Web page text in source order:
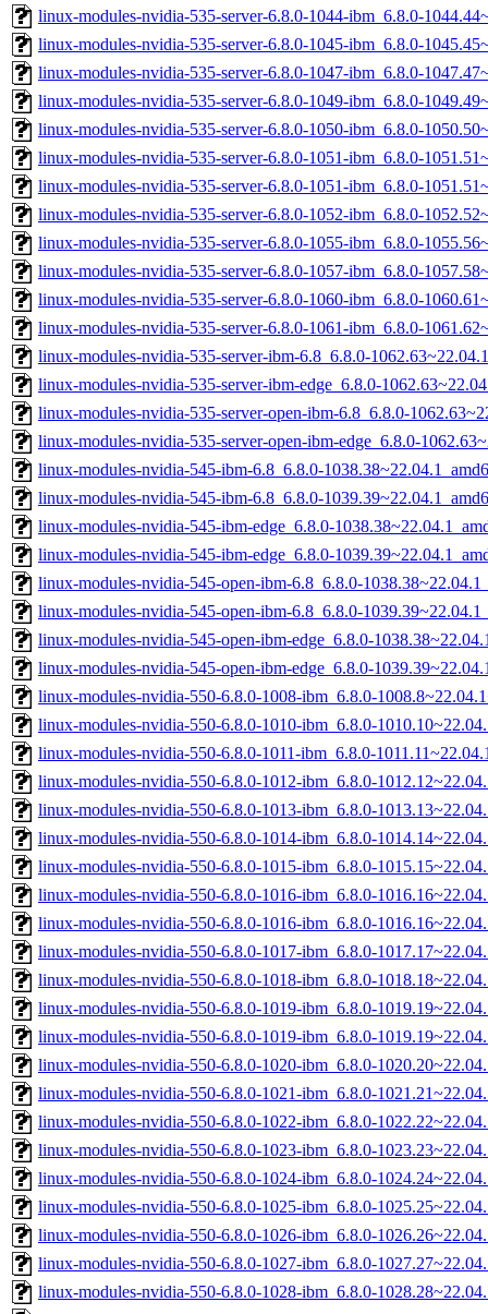
linux-modules-nvidia-535-server-6.8.0-1044-ibm_6.8.0-
linux-modules-nvidia-535-server-6.8.0-1045-ibm_6.8.0-
linux-modules-nvidia-535-server-6.8.0-1047-ibm_6.8.0-
linux-modules-nvidia-535-server-6.8.0-1049-ibm_6.8.0-
linux-modules-nvidia-535-server-6.8.0-1050-ibm_6.8.0-
linux-modules-nvidia-535-server-6.8.0-1051-ibm_6.8.0-
linux-modules-nvidia-535-server-6.8.0-1051-ibm_6.8.0-
linux-modules-nvidia-535-server-6.8.0-1052-ibm_6.8.0-
linux-modules-nvidia-535-server-6.8.0-1055-ibm_6.8.0-
linux-modules-nvidia-535-server-6.8.0-1057-ibm_6.8.0-
linux-modules-nvidia-535-server-6.8.0-1060-ibm_6.8.0-
linux-modules-nvidia-535-server-6.8.0-1061-ibm_6.8.0-
linux-modules-nvidia-535-server-ibm-6.8_6.8.0-
linux-modules-nvidia-535-server-ibm-edge_6.8.0-
linux-modules-nvidia-535-server-open-ibm-6.8_6.8.0-
linux-modules-nvidia-535-server-open-ibm-edge_6.8.0-
linux-modules-nvidia-545-ibm-6.8_6.8.0-
linux-modules-nvidia-545-ibm-6.8_6.8.0-
linux-modules-nvidia-545-ibm-edge_6.8.0-
linux-modules-nvidia-545-ibm-edge_6.8.0-
linux-modules-nvidia-545-open-ibm-6.8_6.8.0-
linux-modules-nvidia-545-open-ibm-6.8_6.8.0-
linux-modules-nvidia-545-open-ibm-edge_6.8.0-
linux-modules-nvidia-545-open-ibm-edge_6.8.0-
linux-modules-nvidia-550-6.8.0-1008-ibm_6.8.0-
linux-modules-nvidia-550-6.8.0-1010-ibm_6.8.0-
linux-modules-nvidia-550-6.8.0-1011-ibm_6.8.0-
linux-modules-nvidia-550-6.8.0-1012-ibm_6.8.0-
linux-modules-nvidia-550-6.8.0-1013-ibm_6.8.0-
linux-modules-nvidia-550-6.8.0-1014-ibm_6.8.0-
linux-modules-nvidia-550-6.8.0-1015-ibm_6.8.0-
linux-modules-nvidia-550-6.8.0-1016-ibm_6.8.0-
linux-modules-nvidia-550-6.8.0-1016-ibm_6.8.0-
linux-modules-nvidia-550-6.8.0-1017-ibm_6.8.0-
linux-modules-nvidia-550-6.8.0-1018-ibm_6.8.0-
linux-modules-nvidia-550-6.8.0-1019-ibm_6.8.0-
linux-modules-nvidia-550-6.8.0-1019-ibm_6.8.0-
linux-modules-nvidia-550-6.8.0-1020-ibm_6.8.0-
linux-modules-nvidia-550-6.8.0-1021-ibm_6.8.0-
linux-modules-nvidia-550-6.8.0-1022-ibm_6.8.0-
linux-modules-nvidia-550-6.8.0-1023-ibm_6.8.0-
linux-modules-nvidia-550-6.8.0-1024-ibm_6.8.0-
linux-modules-nvidia-550-6.8.0-1025-ibm_6.8.0-
linux-modules-nvidia-550-6.8.0-1026-ibm_6.8.0-
linux-modules-nvidia-550-6.8.0-1027-ibm_6.8.0-
linux-modules-nvidia-550-6.8.0-1028-ibm_6.8.0-